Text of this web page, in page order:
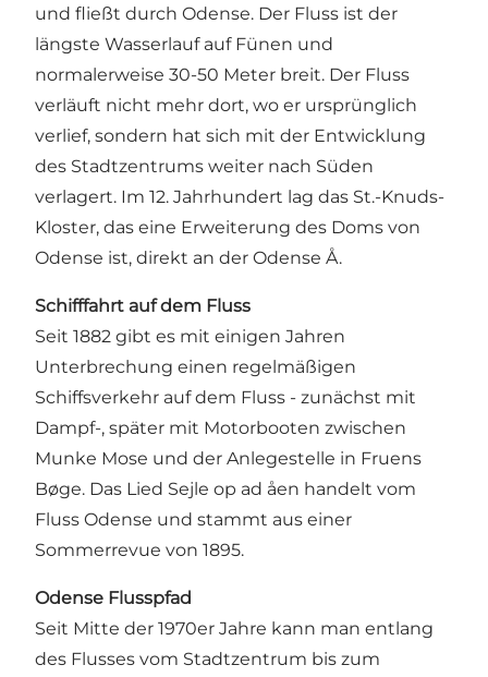
und fließt durch Odense. Der Fluss ist der
längste Wasserlauf auf Fünen und
normalerweise 30-50 Meter breit. Der Fluss
verläuft nicht mehr dort, wo er ursprünglich
verlief, sondern hat sich mit der Entwicklung
des Stadtzentrums weiter nach Süden
verlagert. Im 12. Jahrhundert lag das St.-Knuds-
Kloster, das eine Erweiterung des Doms von
Odense ist, direkt an der Odense Å.
Schifffahrt auf dem Fluss
Seit 1882 gibt es mit einigen Jahren
Unterbrechung einen regelmäßigen
Schiffsverkehr auf dem Fluss - zunächst mit
Dampf-, später mit Motorbooten zwischen
Munke Mose und der Anlegestelle in Fruens
Bøge. Das Lied Sejle op ad åen handelt vom
Fluss Odense und stammt aus einer
Sommerrevue von 1895.
Odense Flusspfad
Seit Mitte der 1970er Jahre kann man entlang
des Flusses vom Stadtzentrum bis zum